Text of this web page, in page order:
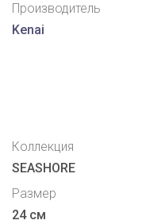
Производитель
Kenai
Коллекция
SEASHORE
Размер
24 см